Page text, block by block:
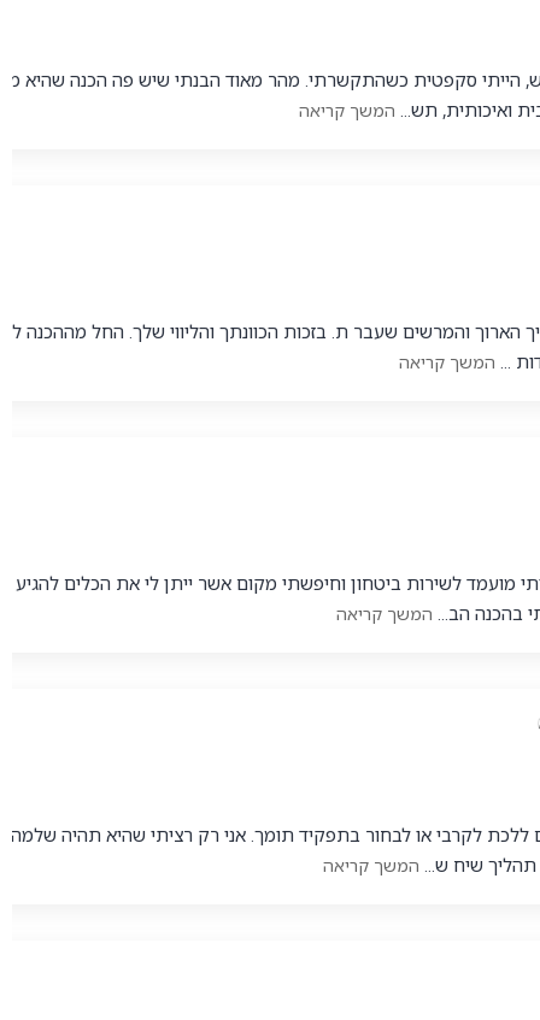
הייתי סקפטית כשהתקשרתי. מהר מאוד הבנתי שיש פה הכנה שהיא
ואיכותית, תש... המשך קריאה
הארוך והמרשים שעבר ת. בזכות הכוונתך והליווי שלך. החל מההכנה
... המשך קריאה
מועמד לשירות ביטחון וחיפשתי מקום אשר ייתן לי את הכלים להגיע
בהכנה הב... המשך קריאה
לקרבי או לבחור בתפקיד תומך. אני רק רציתי שהיא תהיה שלמה.
תהליך שיח ש... המשך קריאה